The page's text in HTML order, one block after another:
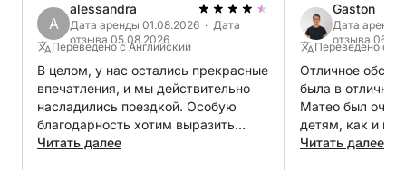
A
alessandra
Дата аренды 01.08.2026 · Дата
отзыва 05.08.2026
Переведено с Английский
В целом, у нас остались прекрасные
впечатления, и мы действительно
насладились поездкой. Особую
благодарность хотим выразить
нашему капитану Алессандро и
Читать далее
Gaston
Дата аренды
отзыва
Переведено с
Отличное
была в
Матео был
детям, как и повар.
Алессандро
Читать далее